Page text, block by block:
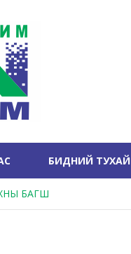
БИДНИЙ ТУХАЙ
БАГШ